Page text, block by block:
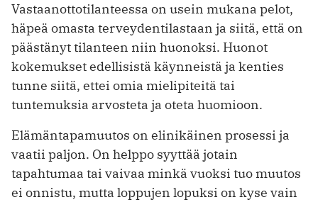
Vastaanottotilanteessa on usein mukana pelot,
häpeä omasta terveydentilastaan ja siitä, että on
päästänyt tilanteen niin huonoksi. Huonot
kokemukset edellisistä käynneistä ja kenties
tunne siitä, ettei omia mielipiteitä tai
tuntemuksia arvosteta ja oteta huomioon.
Elämäntapamuutos on elinikäinen prosessi ja
vaatii paljon. On helppo syyttää jotain
tapahtumaa tai vaivaa minkä vuoksi tuo muutos
ei onnistu, mutta loppujen lopuksi on kyse vain